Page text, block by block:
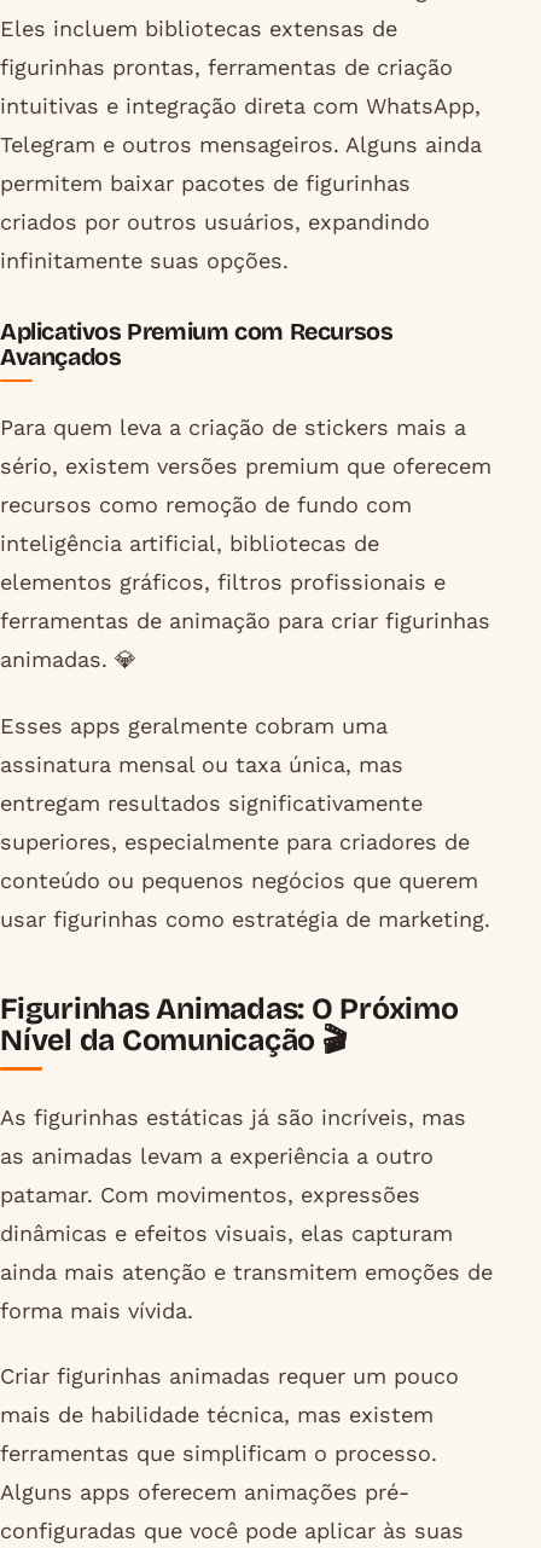
Eles incluem bibliotecas extensas de
figurinhas prontas, ferramentas de criação
intuitivas e integração direta com WhatsApp,
Telegram e outros mensageiros. Alguns ainda
permitem baixar pacotes de figurinhas
criados por outros usuários, expandindo
infinitamente suas opções.
Aplicativos Premium com Recursos
Avançados
Para quem leva a criação de stickers mais a
sério, existem versões premium que oferecem
recursos como remoção de fundo com
inteligência artificial, bibliotecas de
elementos gráficos, filtros profissionais e
ferramentas de animação para criar figurinhas
animadas. 💎
Esses apps geralmente cobram uma
assinatura mensal ou taxa única, mas
entregam resultados significativamente
superiores, especialmente para criadores de
conteúdo ou pequenos negócios que querem
usar figurinhas como estratégia de marketing.
Figurinhas Animadas: O Próximo
Nível da Comunicação 🎬
As figurinhas estáticas já são incríveis, mas
as animadas levam a experiência a outro
patamar. Com movimentos, expressões
dinâmicas e efeitos visuais, elas capturam
ainda mais atenção e transmitem emoções de
forma mais vívida.
Criar figurinhas animadas requer um pouco
mais de habilidade técnica, mas existem
ferramentas que simplificam o processo.
Alguns apps oferecem animações pré-
configuradas que você pode aplicar às suas